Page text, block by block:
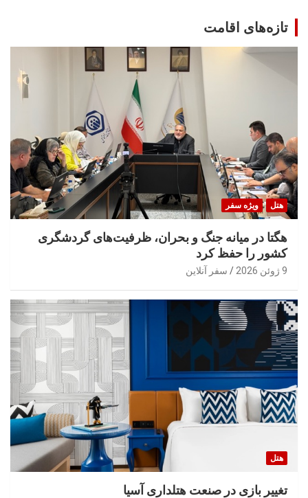
تازه‌های اقامت
هتل ویژه سفر
هگتا در میانه جنگ و بحران، ظرفیت‌های گردشگری
کشور را حفظ کرد
9 ژوئن 2026 سفر آنلاین
هتل
تغییر بازی در صنعت هتلداری آسیا